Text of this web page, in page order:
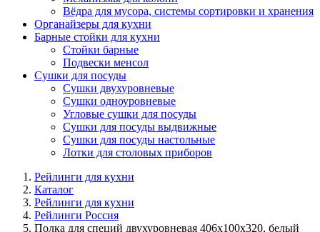
Вёдра для мусора, системы сортировки и хранения
Органайзеры для кухни
Барные стойки для кухни
Стойки барные
Подвески менсол
Сушки для посуды
Сушки двухуровневые
Сушки одноуровневые
Угловые сушки для посуды
Сушки для посуды выдвижные
Сушки для посуды настольные
Лотки для столовых приборов
Рейлинги для кухни
Каталог
Рейлинги для кухни
Рейлинги Россия
Полка для специй двухуровневая 406х100х320, белый